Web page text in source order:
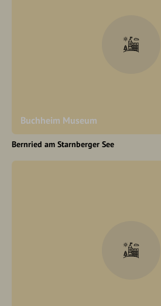
Buchheim Museum
Bernried am Starnberger See